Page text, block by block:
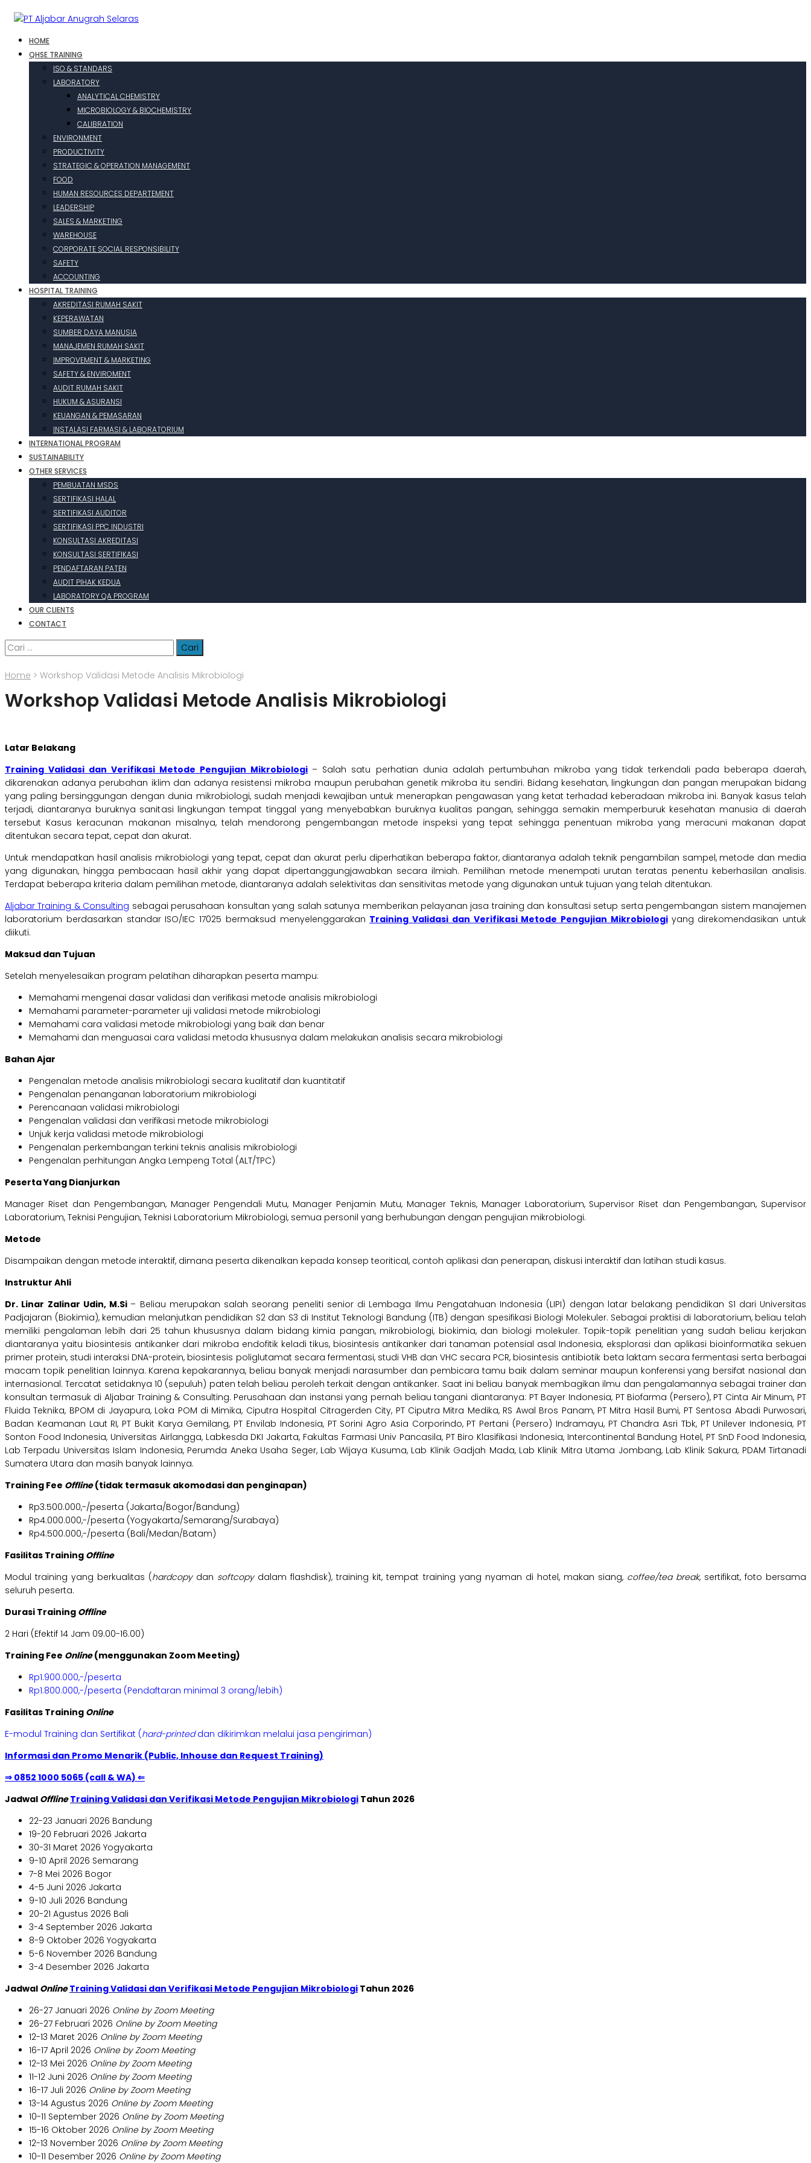
HOME
QHSE TRAINING
ISO & STANDARS
LABORATORY
ANALYTICAL CHEMISTRY
MICROBIOLOGY & BIOCHEMISTRY
CALIBRATION
ENVIRONMENT
PRODUCTIVITY
STRATEGIC & OPERATION MANAGEMENT
FOOD
HUMAN RESOURCES DEPARTEMENT
LEADERSHIP
SALES & MARKETING
WAREHOUSE
CORPORATE SOCIAL RESPONSIBILITY
SAFETY
ACCOUNTING
HOSPITAL TRAINING
AKREDITASI RUMAH SAKIT
KEPERAWATAN
SUMBER DAYA MANUSIA
MANAJEMEN RUMAH SAKIT
IMPROVEMENT & MARKETING
SAFETY & ENVIROMENT
AUDIT RUMAH SAKIT
HUKUM & ASURANSI
KEUANGAN & PEMASARAN
INSTALASI FARMASI & LABORATORIUM
INTERNATIONAL PROGRAM
SUSTAINABILITY
OTHER SERVICES
PEMBUATAN MSDS
SERTIFIKASI HALAL
SERTIFIKASI AUDITOR
SERTIFIKASI PPC INDUSTRI
KONSULTASI AKREDITASI
KONSULTASI SERTIFIKASI
PENDAFTARAN PATEN
AUDIT PIHAK KEDUA
LABORATORY QA PROGRAM
OUR CLIENTS
CONTACT
Cari
untuk:
Home > Workshop Validasi Metode Analisis Mikrobiologi
Workshop Validasi Metode Analisis Mikrobiologi
Latar Belakang
Training Validasi dan Verifikasi Metode Pengujian Mikrobiologi – Salah satu perhatian dunia adalah pertumbuhan mikroba yang tidak terkendali pada beberapa daerah,
dikarenakan adanya perubahan iklim dan adanya resistensi mikroba maupun perubahan genetik mikroba itu sendiri. Bidang kesehatan, lingkungan dan pangan merupakan bidang
yang paling bersinggungan dengan dunia mikrobiologi, sudah menjadi kewajiban untuk menerapkan pengawasan yang ketat terhadad keberadaan mikroba ini. Banyak kasus telah
terjadi, diantaranya buruknya sanitasi lingkungan tempat tinggal yang menyebabkan buruknya kualitas pangan, sehingga semakin memperburuk kesehatan manusia di daerah
tersebut Kasus keracunan makanan misalnya, telah mendorong pengembangan metode inspeksi yang tepat sehingga penentuan mikroba yang meracuni makanan dapat
ditentukan secara tepat, cepat dan akurat.
Untuk mendapatkan hasil analisis mikrobiologi yang tepat, cepat dan akurat perlu diperhatikan beberapa faktor, diantaranya adalah teknik pengambilan sampel, metode dan media
yang digunakan, hingga pembacaan hasil akhir yang dapat dipertanggungjawabkan secara ilmiah. Pemilihan metode menempati urutan teratas penentu keberhasilan analisis.
Terdapat beberapa kriteria dalam pemilihan metode, diantaranya adalah selektivitas dan sensitivitas metode yang digunakan untuk tujuan yang telah ditentukan.
Aljabar Training & Consulting sebagai perusahaan konsultan yang salah satunya memberikan pelayanan jasa training dan konsultasi setup serta pengembangan sistem manajemen
laboratorium berdasarkan standar ISO/IEC 17025 bermaksud menyelenggarakan Training Validasi dan Verifikasi Metode Pengujian Mikrobiologi yang direkomendasikan untuk
diikuti.
Maksud dan Tujuan
Setelah menyelesaikan program pelatihan diharapkan peserta mampu:
Memahami mengenai dasar validasi dan verifikasi metode analisis mikrobiologi
Memahami parameter-parameter uji validasi metode mikrobiologi
Memahami cara validasi metode mikrobiologi yang baik dan benar
Memahami dan menguasai cara validasi metoda khususnya dalam melakukan analisis secara mikrobiologi
Bahan Ajar
Pengenalan metode analisis mikrobiologi secara kualitatif dan kuantitatif
Pengenalan penanganan laboratorium mikrobiologi
Perencanaan validasi mikrobiologi
Pengenalan validasi dan verifikasi metode mikrobiologi
Unjuk kerja validasi metode mikrobiologi
Pengenalan perkembangan terkini teknis analisis mikrobiologi
Pengenalan perhitungan Angka Lempeng Total (ALT/TPC)
Peserta Yang Dianjurkan
Manager Riset dan Pengembangan, Manager Pengendali Mutu, Manager Penjamin Mutu, Manager Teknis, Manager Laboratorium, Supervisor Riset dan Pengembangan, Supervisor
Laboratorium, Teknisi Pengujian, Teknisi Laboratorium Mikrobiologi, semua personil yang berhubungan dengan pengujian mikrobiologi.
Metode
Disampaikan dengan metode interaktif, dimana peserta dikenalkan kepada konsep teoritical, contoh aplikasi dan penerapan, diskusi interaktif dan latihan studi kasus.
Instruktur Ahli
Dr. Linar Zalinar Udin, M.Si – Beliau merupakan salah seorang peneliti senior di Lembaga Ilmu Pengatahuan Indonesia (LIPI) dengan latar belakang pendidikan S1 dari Universitas
Padjajaran (Biokimia), kemudian melanjutkan pendidikan S2 dan S3 di Institut Teknologi Bandung (ITB) dengan spesifikasi Biologi Molekuler. Sebagai praktisi di laboratorium, beliau telah
memiliki pengalaman lebih dari 25 tahun khususnya dalam bidang kimia pangan, mikrobiologi, biokimia, dan biologi molekuler. Topik-topik penelitian yang sudah beliau kerjakan
diantaranya yaitu biosintesis antikanker dari mikroba endofitik keladi tikus, biosintesis antikanker dari tanaman potensial asal Indonesia, eksplorasi dan aplikasi bioinformatika sekuen
primer protein, studi interaksi DNA-protein, biosintesis poliglutamat secara fermentasi, studi VHB dan VHC secara PCR, biosintesis antibiotik beta laktam secara fermentasi serta berbagai
macam topik penelitian lainnya. Karena kepakarannya, beliau banyak menjadi narasumber dan pembicara tamu baik dalam seminar maupun konferensi yang bersifat nasional dan
internasional. Tercatat setidaknya 10 (sepuluh) paten telah beliau peroleh terkait dengan antikanker. Saat ini beliau banyak membagikan ilmu dan pengalamannya sebagai trainer dan
konsultan termasuk di Aljabar Training & Consulting. Perusahaan dan instansi yang pernah beliau tangani diantaranya: PT Bayer Indonesia, PT Biofarma (Persero), PT Cinta Air Minum, PT
Fluida Teknika, BPOM di Jayapura, Loka POM di Mimika, Ciputra Hospital Citragerden City, PT Ciputra Mitra Medika, RS Awal Bros Panam, PT Mitra Hasil Bumi, PT Sentosa Abadi Purwosari,
Badan Keamanan Laut RI, PT Bukit Karya Gemilang, PT Envilab Indonesia, PT Sorini Agro Asia Corporindo, PT Pertani (Persero) Indramayu, PT Chandra Asri Tbk, PT Unilever Indonesia, PT
Sonton Food Indonesia, Universitas Airlangga, Labkesda DKI Jakarta, Fakultas Farmasi Univ Pancasila, PT Biro Klasifikasi Indonesia, Intercontinental Bandung Hotel, PT SnD Food Indonesia,
Lab Terpadu Universitas Islam Indonesia, Perumda Aneka Usaha Seger, Lab Wijaya Kusuma, Lab Klinik Gadjah Mada, Lab Klinik Mitra Utama Jombang, Lab Klinik Sakura, PDAM Tirtanadi
Sumatera Utara dan masih banyak lainnya.
Training Fee Offline(tidak termasuk akomodasi dan penginapan)
Rp3.500.000,-/peserta (Jakarta/Bogor/Bandung)
Rp4.000.000,-/peserta (Yogyakarta/Semarang/Surabaya)
Rp4.500.000,-/peserta (Bali/Medan/Batam)
Fasilitas Training Offline
Modul training yang berkualitas (hardcopydan softcopydalam flashdisk), training kit, tempat training yang nyaman di hotel, makan siang,coffee/tea break, sertifikat, foto bersama
seluruh peserta.
Durasi Training Offline
2 Hari (Efektif 14 Jam 09.00-16.00)
Training Fee Online(menggunakan Zoom Meeting)
Rp1.900.000,-/peserta
Rp1.800.000,-/peserta (Pendaftaran minimal 3 orang/lebih)
Fasilitas Training Online
E-modul Training dan Sertifikat (hard-printeddan dikirimkan melalui jasa pengiriman)
Informasi dan Promo Menarik (Public, Inhouse dan Request Training)
⇒ 0852 1000 5065 (call & WA) ⇐
Jadwal OfflineTraining Validasi dan Verifikasi Metode Pengujian Mikrobiologi Tahun 2026
22-23 Januari 2026 Bandung
19-20 Februari 2026 Jakarta
30-31 Maret 2026 Yogyakarta
9-10 April 2026 Semarang
7-8 Mei 2026 Bogor
4-5 Juni 2026 Jakarta
9-10 Juli 2026 Bandung
20-21 Agustus 2026 Bali
3-4 September 2026 Jakarta
8-9 Oktober 2026 Yogyakarta
5-6 November 2026 Bandung
3-4 Desember 2026 Jakarta
Jadwal OnlineTraining Validasi dan Verifikasi Metode Pengujian Mikrobiologi Tahun 2026
26-27 Januari 2026 Online by Zoom Meeting
26-27 Februari 2026 Online by Zoom Meeting
12-13 Maret 2026 Online by Zoom Meeting
16-17 April 2026 Online by Zoom Meeting
12-13 Mei 2026 Online by Zoom Meeting
11-12 Juni 2026 Online by Zoom Meeting
16-17 Juli 2026 Online by Zoom Meeting
13-14 Agustus 2026 Online by Zoom Meeting
10-11 September 2026 Online by Zoom Meeting
15-16 Oktober 2026 Online by Zoom Meeting
12-13 November 2026 Online by Zoom Meeting
10-11 Desember 2026 Online by Zoom Meeting